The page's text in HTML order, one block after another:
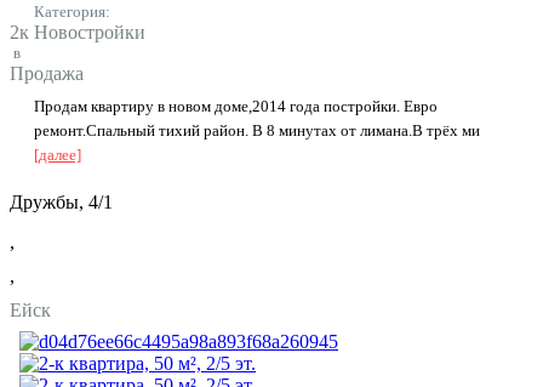
Категория:
2к Новостройки
в
Продажа
Продам квартиру в новом доме,2014 года постройки. Евро
ремонт.Спальный тихий район. В 8 минутах от лимана.В трёх ми
[далее]
Дружбы, 4/1
,
,
Ейск